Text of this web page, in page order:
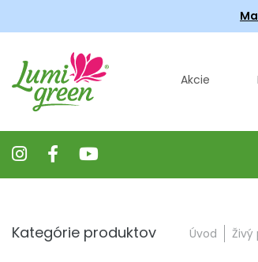
Akcie
Úvod Živý
Kategórie produktov